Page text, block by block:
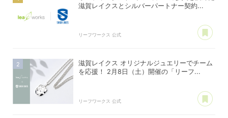
滋賀レイクスとシルバーパートナー契約...
リーフワークス 公式
滋賀レイクス オリジナルジュエリーでチーム
を応援！ 2月8日（土）開催の「リーフ...
リーフワークス 公式